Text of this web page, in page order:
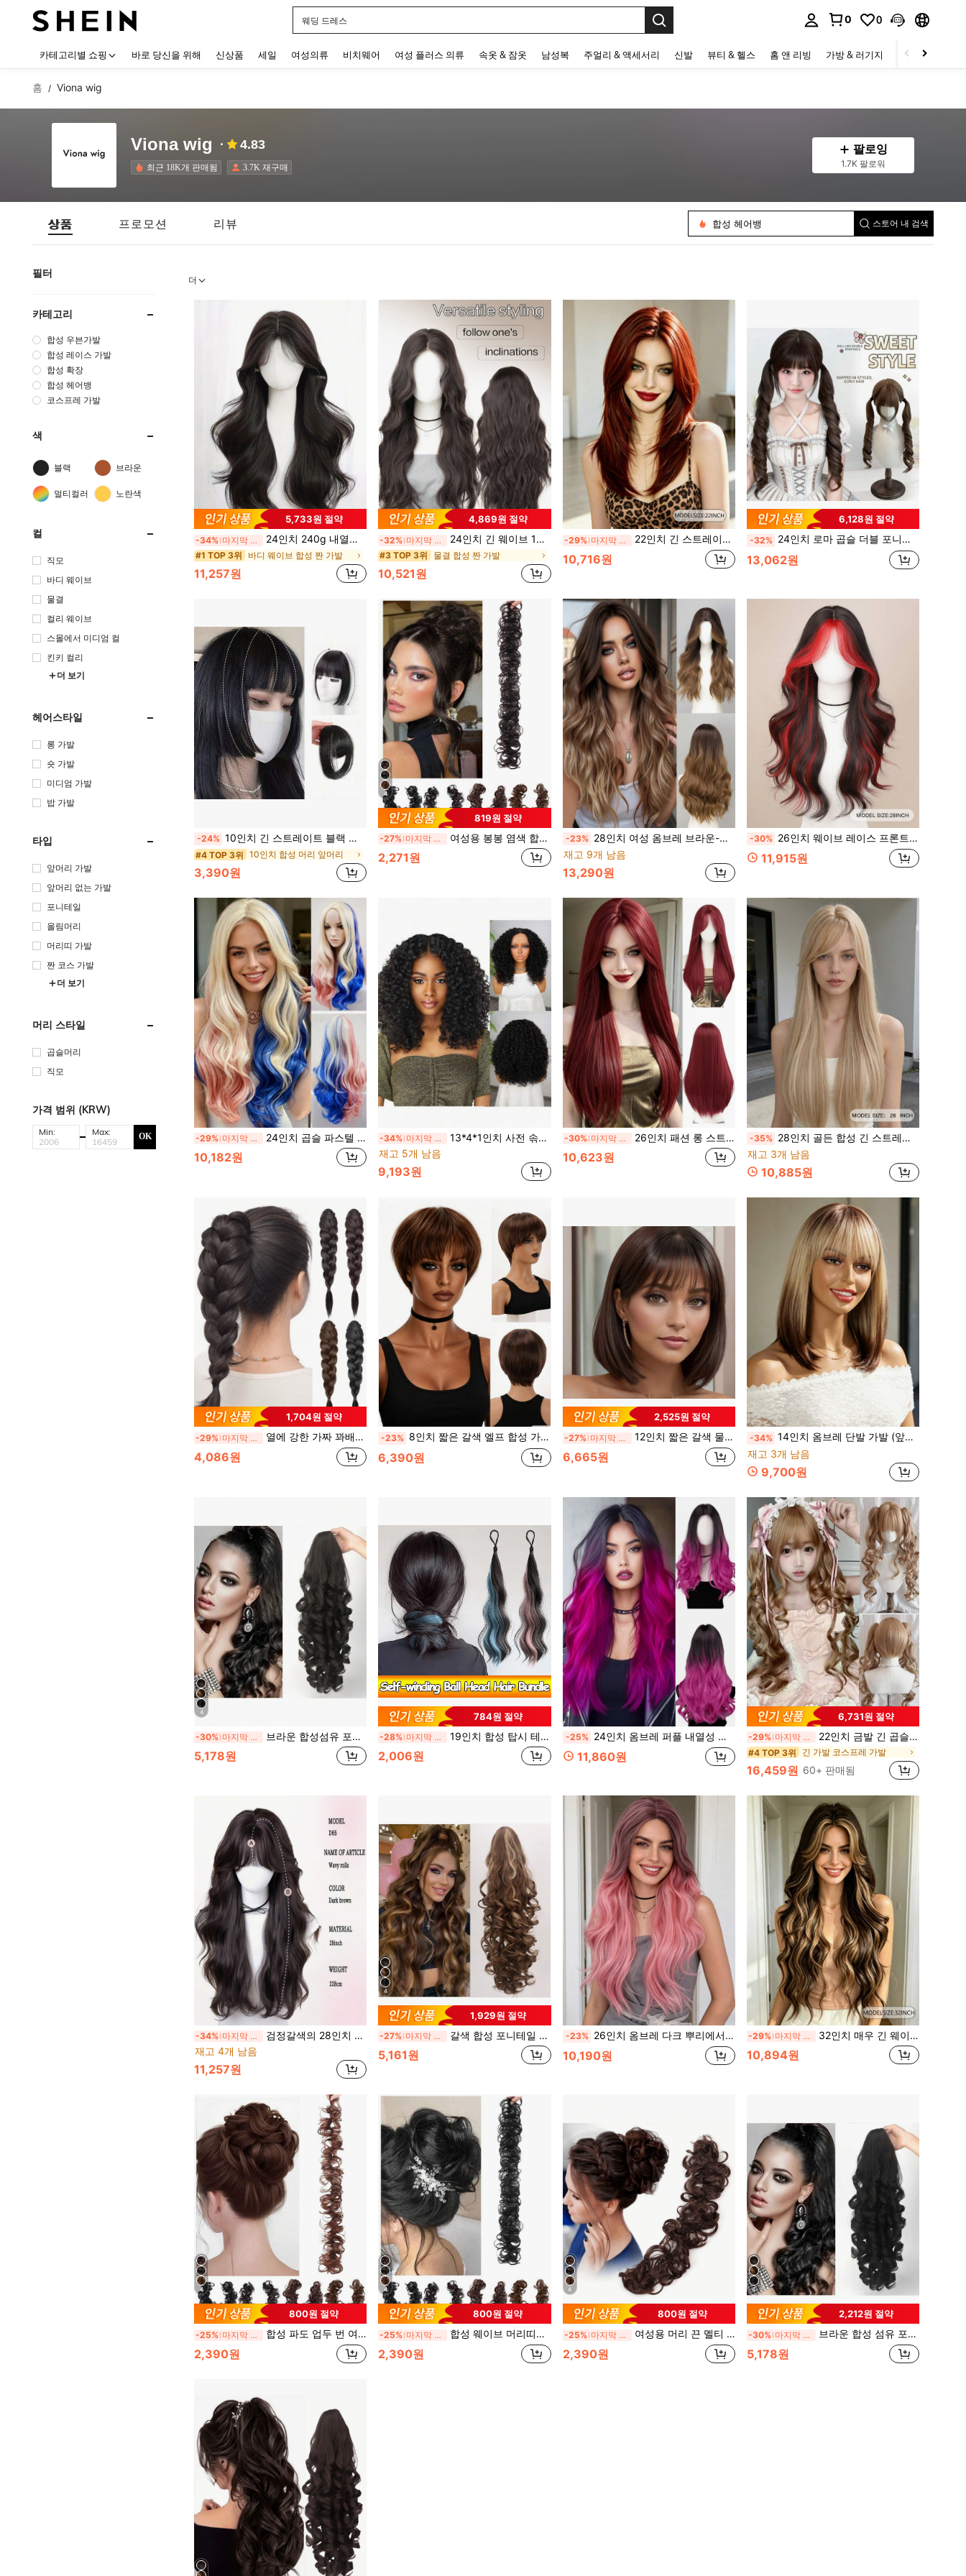
블랙 드레스
0 0
카테고리별 쇼핑 바로 당신을 위해 신상품 세일 여성의류 비치웨어 여성 플러스 의류 속옷 & 잠옷 남성복 주얼리 & 액세서리 신발 뷰티 & 헬스 홈 앤 리빙 가방 & 러기지 스포츠 & 아웃
홈 / Viona wig
Viona wig 4.83
최근 18K개 판매됨 3.7K 재구매
팔로잉
1.7K 팔로워
상품 프로모션 리뷰
코스프레 가발
합성 확장
합성 헤어뱅
스토어 내 검색
필터
카테고리
합성 우븐가발
합성 레이스 가발
합성 확장
합성 헤어뱅
코스프레 가발
색
블랙 브라운
멀티컬러 노란색
컬
직모
바디 웨이브
물결
컬리 웨이브
스몰에서 미디엄 컬
킨키 컬리
더 보기
헤어스타일
롱 가발
숏 가발
미디엄 가발
밥 가발
타입
앞머리 가발
앞머리 없는 가발
포니테일
올림머리
머리띠 가발
짠 코스 가발
더 보기
머리 스타일
곱슬머리
직모
가격 범위 (KRW)
Min: Max: OK
더
5,733원 절약
-34% 마지막 3일 24인치 240g 내열성 합성 가발, 뱅과 함께 중간 길이의 웨이브, 여성의 일상적인 착용에 적합한 우아한 가발, 블랙-브라운
#1 TOP 3위 바디 웨이브 합성 짠 가발
11,257원
4,869원 절약
-32% 마지막 3일 24인치 긴 웨이브 13x4 레이스 프론트 가발, 검은색 갈색 합성 레이스 프론트 가발, 내열성 섬유 헤어 부드러운 스트레이트 가발, 여성 코스프레, 파티, 일상 헤어스타일에 적합
#3 TOP 3위 물결 합성 짠 가발
10,521원
-29% 마지막 2일 22인치 긴 스트레이트 레이어드 레드 가발, 패션 내츄럴 합성 섬유 가발, 파티, 역할극에 적합, 다채로운 멀티 컬러 디자인. 일상, 파티, 코스프레 및 모임 행사에 적합하며 자연스럽고 사실적인 외모를 연출하며 여성 선물로도 사용할 수 있습니다.
10,716원
6,128원 절약
-32% 24인치 로마 곱슬 더블 포니테일 가발 (앞머리 포함), 달콤하고 귀여운 빅 웨이브 더블 포니테일 스타일, 일상복, 할로윈, 크리스마스, 코스프레, 파티, 데이트에 적합
13,062원
-24% 10인치 긴 스트레이트 블랙 클립형 앞머리, 촘촘한 넓은 앞머리, 여성의 일상 착용에 적합한 합성 에어 앞머리 헤어 액세서리
#4 TOP 3위 10인치 합성 머리 앞머리
3,390원
4
819원 절약
-27% 마지막 3일 여성용 봉봉 염색 합성 고무 밴드 머리연장, 무진장 핀업 업두 헤어피스.
2,271원
-23% 28인치 여성 옴브레 브라운-골든 곱슬 가발, 내열성 합성 파티/일상용 가발
재고 9개 남음
13,290원
-30% 26인치 웨이브 레이스 프론트 가발 여성용, 레드 하이라이트가 들어간 검정색, 중간 분할 뱅, 내열성 합성 컬리 가발, 일상, 파티, 크리스마스 코스프레에 적합
11,915원
-29% 마지막 2일 24인치 곱슬 파스텔 블루 합성 가발, 포니테일에 적합, 여성용 내열 코스프레 가발, 할로윈 & 크리스마스 파티
10,182원
-34% 마지막 3일
13*4*1인치 사전 솎아낸 레이스 프런트 곱슬 가발, 16인치, 여성에 적합한 합성 섬유 모발, 내열성 및 부드러움
재고 5개 남음
9,193원
-30% 마지막 2일 26인치 패션 롱 스트레이트 가발, 와인 레드, 화이트, 블랙 브라운 섬유 소재, 여성 일상 착용에 적합, 파티 및 코스프레를 위한 내열성 자연 스타일 (착용 및 유지 관리 방법에 유의하십시오. 촬영 중 조명 및 각도 차이로 인해 실제 제품과 사진 사이에 약간의 색상 차이가 있을 수 있습니다.)
10,623원
-35% 28인치 골든 합성 긴 스트레이트 가발 (앞머리 포함), 여성에게 적합한 자연스러운 합성 섬유 가발, 중간 가르마 가발, 코스프레 파티 내열 가발
재고 3개 남음
10,885원
1,704원 절약
-29% 마지막 3일 열에 강한 가짜 꽈배기 포니테일, 수제 엮은 헤어 액세서리로 여성의 일상과 파티에 적합한 합성 헤어 확장 꽈배기 포니테일 클립
4,086원
-23% 8인치 짧은 갈색 엘프 합성 가발, 앞머리 있는 여성용, 스트레이트 레이어드 데일리 웨어 & 파티 헤어스타일
6,390원
2,525원 절약
-27% 마지막 3일 12인치 짧은 갈색 물결 모양 가발, 일상복 및 코스프레를 위한 자연스러운 합성 내열 조절 가능 가발
6,665원
-34% 14인치 옴브레 단발 가발 (앞머리 포함), 합성 내열성 자연스러운 가발, 여성, 일상복, 파티, 코스프레에 적합
재고 3개 남음
9,700원
4
-30% 마지막 3일 브라운 합성섬유 포니테일 익스텐션, 슈퍼 롱 웨이브 클로 클립 포니테일 브레이드, 웨이브 컬리 헤어 익스텐션, 여성용 헤어피스 데일리 파티
5,178원
784원 절약
-28% 마지막 3일 19인치 합성 탑시 테일 헤어 번 메이커, 내열성 섬유 염색 포니테일, DIY 헤어 볼륨 도구
2,006원
-25% 24인치 옴브레 퍼플 내열성 합성 가발, 데일리, 파티 의상, 할로윈, 여성을 위한 선물로 적합한 자연스러운 물결 모양의 긴 곱슬 가발
11,860원
6,731원 절약
-29% 마지막 3일 22인치 금발 긴 곱슬머리 가발, 이중 포니테일 인형 가발, 할로윈 코스프레 파티에 적합
#4 TOP 3위 긴 가발 코스프레 가발
16,459원 60+ 판매됨
-34% 마지막 3일
검정갈색의 28인치 긴 컬리 합성모 앞머리 가발, 일상 착용용 자연스러운 외모의 가발
재고 4개 남음
11,257원
4
1,929원 절약
-27% 마지막 3일 갈색 합성 포니테일 익스텐션, 슈퍼 롱 웨이브 클로 클립 포니테일 및 브레이드 컬 헤어 클립, 일상 및 파티용, 여성용 헤어피스.
5,161원
-23% 26인치 옴브레 다크 뿌리에서 핑크색 긴 웨이브 합성 가발, 느슨한 웨이브 중간 가르마, 내열성 헤어, 여성 일상 및 파티 착용에 적합
10,190원
-29% 마지막 2일 32인치 매우 긴 웨이브 합성 섬유 가발, 금발 하이라이트가 있는 검은 머리, 앞머리 스타일, 자연스러운 내열성 헤어 질감, 여성의 일상 및 파티 착용에 적합
10,894원
4
800원 절약
-25% 마지막 3일 합성 파도 업두 번 여성용 멀티 트위스트 포니테일 헤어 익스텐션, 신축성있는 헤어 타이 포함
2,390원
4
800원 절약
-25% 마지막 3일 합성 웨이브 머리띠와 함께하는 혼란스러운 로프 포니테일 헤어 익스텐션, 여성용 신축성 있는 머리 묶기
2,390원
4
800원 절약
-25% 마지막 3일 여성용 머리 끈 멜티 땋은 머리로 만든 신티틱 헤어 익스텐션과 헤어티.
2,390원
4
2,212원 절약
-30% 마지막 3일 브라운 합성 섬유 포니테일 헤어 익스텐션과 슈퍼 롱 웨이브 컬 클로 클립 헤어피스 여성용, 데일리 & 파티용
5,178원